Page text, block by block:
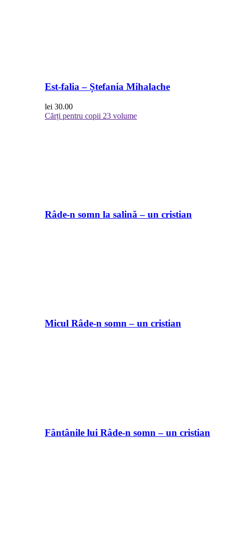
Est-falia – Ștefania Mihalache
lei 30.00
Cărți pentru copii 23 volume
Râde-n somn la salină – un cristian
Micul Râde-n somn – un cristian
Fântânile lui Râde-n somn – un cristian